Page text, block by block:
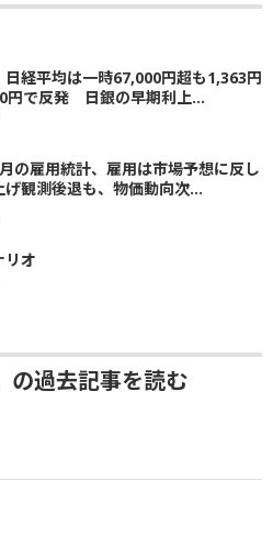
日経平均は一時67,000円超も1,363円
円で反発 日銀の早期利上...
月の雇用統計、雇用は市場予想に反し
げ観測後退も、物価動向次...
リオ
の過去記事を読む